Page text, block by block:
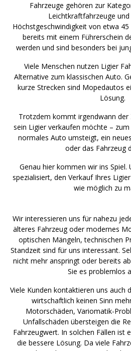
Fahrzeuge gehören zur
Leichtkraftfahrzeuge
Höchstgeschwindigkeit von etwa
bereits mit einem Führerschein
werden und sind besonders bei
Viele Menschen nutzen Ligier
Alternative zum klassischen Auto.
kurze Strecken sind Mopedautos
Lösung.
Trotzdem kommt irgendwann
sein Ligier verkaufen möchte –
normales Auto umsteigt, ein
oder das Fahrzeug
Genau hier kommen wir ins Spiel.
spezialisiert, den Verkauf Ihres
wie möglich zu
Wir interessieren uns für nahezu
älteres Fahrzeug oder modernes
optischen Mängeln, technischen
Standzeit sind für uns interessant.
nicht mehr anspringt oder bereits
Sie es problemlos
Viele Kunden kontaktieren uns auch
wirtschaftlich keinen Sinn
Motorschäden, Variomatik-
Unfallschäden übersteigen die
Fahrzeugwert. In solchen Fällen ist
die bessere Lösung. Da viele